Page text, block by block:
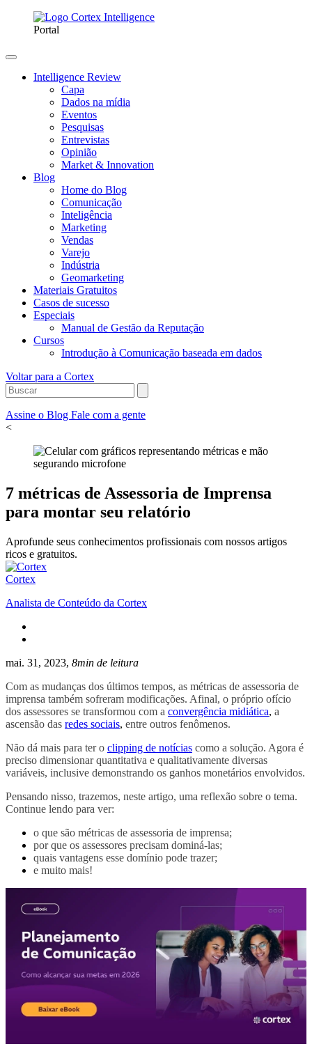
Portal
Intelligence Review
Capa
Dados na mídia
Eventos
Pesquisas
Entrevistas
Opinião
Market & Innovation
Blog
Home do Blog
Comunicação
Inteligência
Marketing
Vendas
Varejo
Indústria
Geomarketing
Materiais Gratuitos
Casos de sucesso
Especiais
Manual de Gestão da Reputação
Cursos
Introdução à Comunicação baseada em dados
Voltar para a Cortex
Assine o Blog Fale com a gente
<
7 métricas de Assessoria de Imprensa
para montar seu relatório
Aprofunde seus conhecimentos profissionais com nossos artigos
ricos e gratuitos.
Cortex
Analista de Conteúdo da Cortex
mai. 31, 2023, 8min de leitura
Com as mudanças dos últimos tempos, as métricas de assessoria de
imprensa também sofreram modificações. Afinal, o próprio ofício
dos assessores se transformou com a convergência midiática, a
ascensão das redes sociais, entre outros fenômenos.
Não dá mais para ter o clipping de notícias como a solução. Agora é
preciso dimensionar quantitativa e qualitativamente diversas
variáveis, inclusive demonstrando os ganhos monetários envolvidos.
Pensando nisso, trazemos, neste artigo, uma reflexão sobre o tema.
Continue lendo para ver:
o que são métricas de assessoria de imprensa;
por que os assessores precisam dominá-las;
quais vantagens esse domínio pode trazer;
e muito mais!